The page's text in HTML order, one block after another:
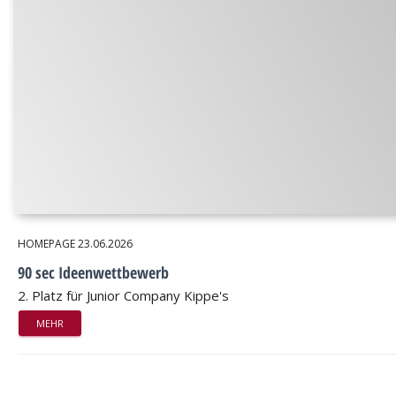
HOMEPAGE23.06.2026
90 sec Ideenwettbewerb
2. Platz für Junior Company Kippe's
MEHR